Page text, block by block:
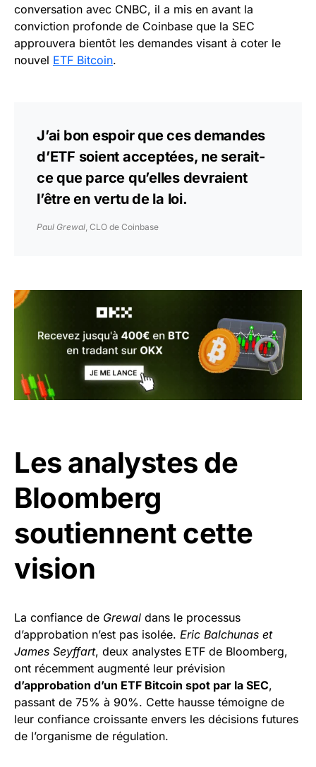
conversation avec CNBC, il a mis en avant la
conviction profonde de Coinbase que la SEC
approuvera bientôt les demandes visant à coter le
nouvel ETF Bitcoin.
J’ai bon espoir que ces demandes
d’ETF soient acceptées, ne serait-
ce que parce qu’elles devraient
l’être en vertu de la loi.
Paul Grewal, CLO de Coinbase
Les analystes de
Bloomberg
soutiennent cette
vision
La confiance de Grewal dans le processus
d’approbation n’est pas isolée. Eric Balchunas et
James Seyffart, deux analystes ETF de Bloomberg,
ont récemment augmenté leur prévision
d’approbation d’un ETF Bitcoin spot par la SEC,
passant de 75% à 90%. Cette hausse témoigne de
leur confiance croissante envers les décisions futures
de l’organisme de régulation.